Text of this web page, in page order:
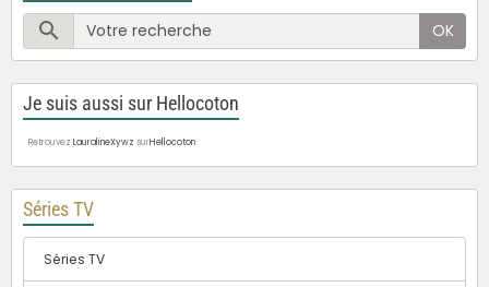
OK
Je suis aussi sur Hellocoton
Retrouvez LauralineXywz surHellocoton
Séries TV
Séries TV